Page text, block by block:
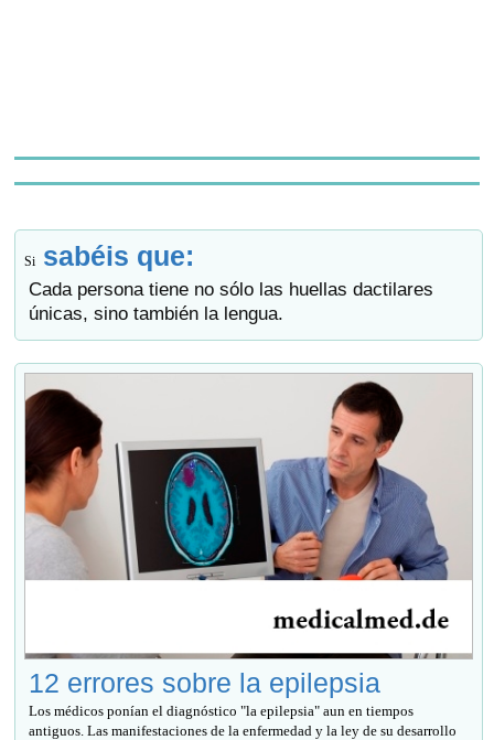
Si sabéis que:
Cada persona tiene no sólo las huellas dactilares
únicas, sino también la lengua.
12 errores sobre la epilepsia
Los médicos ponían el diagnóstico "la epilepsia" aun en tiempos
antiguos. Las manifestaciones de la enfermedad y la ley de su desarrollo